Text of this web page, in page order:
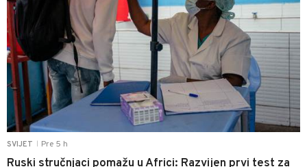
SVIJET Pre 5 h
Ruski stručnjaci pomažu u Africi: Razvijen prvi test za